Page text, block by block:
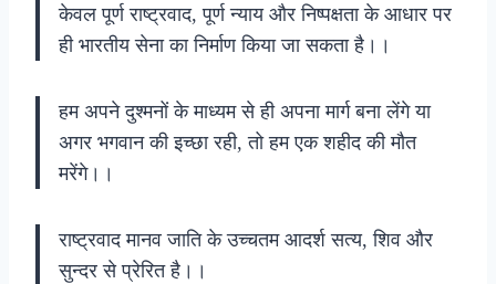
केवल पूर्ण राष्ट्रवाद, पूर्ण न्याय और निष्पक्षता के आधार पर
ही भारतीय सेना का निर्माण किया जा सकता है।।
हम अपने दुश्मनों के माध्यम से ही अपना मार्ग बना लेंगे या
अगर भगवान की इच्छा रही, तो हम एक शहीद की मौत
मरेंगे।।
राष्ट्रवाद मानव जाति के उच्चतम आदर्श सत्य, शिव और
सुन्दर से प्रेरित है।।